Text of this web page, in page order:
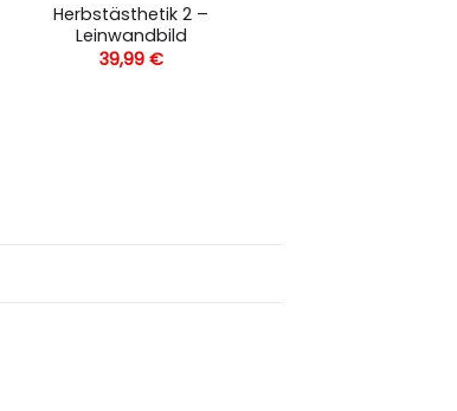
Herbstästhetik 2 –
Leinwandbild
39,99 €